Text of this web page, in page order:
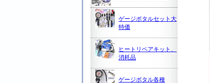
ゲージボタルセット大
特価
ヒートリペアキット、
消耗品
ゲージボタル各種